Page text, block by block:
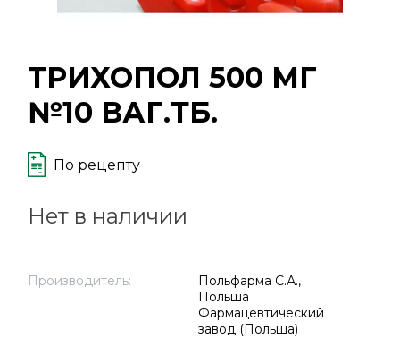
ТРИХОПОЛ 500 МГ
№10 ВАГ.ТБ.
По рецепту
Нет в наличии
Производитель:
Польфарма С.А.,
Польша
Фармацевтический
завод (Польша)